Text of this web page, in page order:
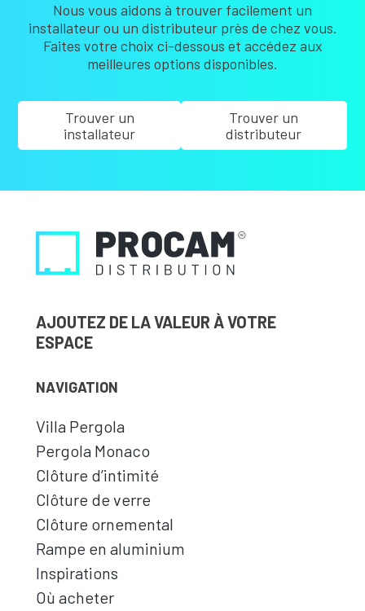
Nous vous aidons à trouver facilement un
installateur ou un distributeur près de chez vous.
Faites votre choix ci-dessous et accédez aux
meilleures options disponibles.
Trouver un
installateur
Trouver un
distributeur
AJOUTEZ DE LA VALEUR À VOTRE
ESPACE
NAVIGATION
Villa Pergola
Pergola Monaco
Clôture d’intimité
Clôture de verre
Clôture ornemental
Rampe en aluminium
Inspirations
Où acheter